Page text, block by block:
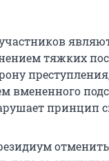
тяжких
вмененного
принцип